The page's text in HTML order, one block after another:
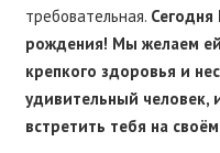
требовательная.
рождения! Мы желаем
крепкого здоровья и
удивительный человек,
встретить тебя на